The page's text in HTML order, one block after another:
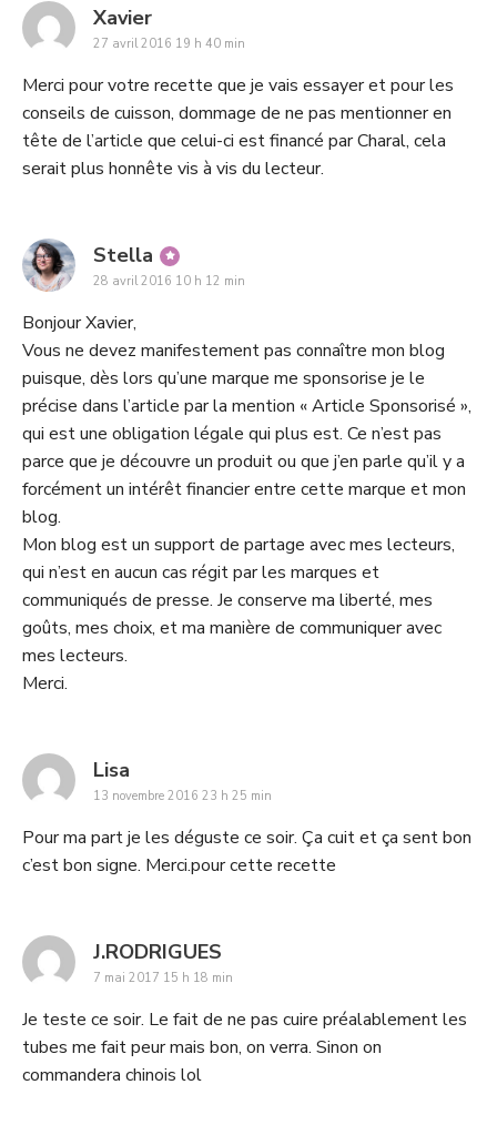
Xaviersays:
27 avril 2016 19 h 40 min
Merci pour votre recette que je vais essayer et pour les
conseils de cuisson, dommage de ne pas mentionner en
tête de l’article que celui-ci est financé par Charal, cela
serait plus honnête vis à vis du lecteur.
Stella says:
28 avril 2016 10 h 12 min
Bonjour Xavier,
Vous ne devez manifestement pas connaître mon blog
puisque, dès lors qu’une marque me sponsorise je le
précise dans l’article par la mention « Article Sponsorisé »,
qui est une obligation légale qui plus est. Ce n’est pas
parce que je découvre un produit ou que j’en parle qu’il y a
forcément un intérêt financier entre cette marque et mon
blog.
Mon blog est un support de partage avec mes lecteurs,
qui n’est en aucun cas régit par les marques et
communiqués de presse. Je conserve ma liberté, mes
goûts, mes choix, et ma manière de communiquer avec
mes lecteurs.
Merci.
Lisa
13 novembre 2016 23 h 25 min
Pour ma part je les déguste ce soir. Ça cuit et ça sent bon
c’est bon signe. Merci.pour cette recette
J.RODRIGUES
7 mai 2017 15 h 18 min
Je teste ce soir. Le fait de ne pas cuire préalablement les
tubes me fait peur mais bon, on verra. Sinon on
commandera chinois lol